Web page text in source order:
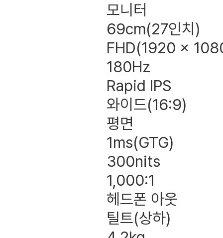
모니터
69cm(27인치)
FHD(1920 x
180Hz
Rapid IPS
와이드(16:9)
평면
1ms(GTG)
300nits
1,000:1
헤드폰 아웃
틸트(상하)